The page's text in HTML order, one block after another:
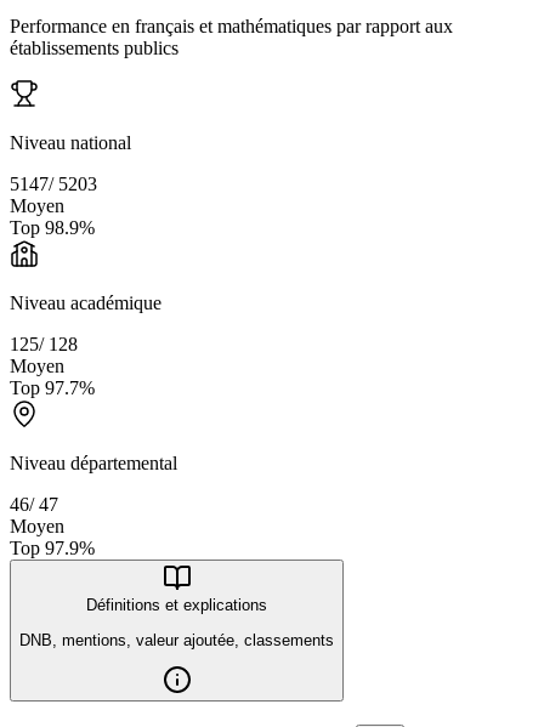
Performance en français et mathématiques par rapport aux
établissements publics
Niveau national
5147/ 5203
Moyen
Top 98.9%
Niveau académique
125/ 128
Moyen
Top 97.7%
Niveau départemental
46/47
Moyen
Top 97.9%
Définitions et explications
DNB, mentions, valeur ajoutée, classements